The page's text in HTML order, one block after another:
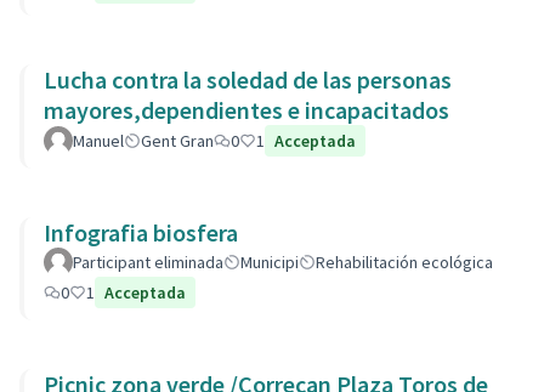
Lucha contra la soledad de las personas
mayores,dependientes e incapacitados
Manuel Gent Gran 0 1 Acceptada
Infografia biosfera
Participant eliminada Municipi
Rehabilitación ecológica
0
1 Acceptada
Picnic zona verde /Correcan Plaza Toros de